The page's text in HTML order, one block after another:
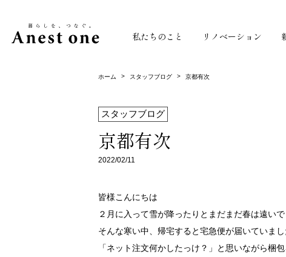
私たちのこと リノベーション
ホーム > スタッフブログ > 京都有次
スタッフブログ
京都有次
2022/02/11
皆様こんにちは
２月に入って雪が降ったりとまだまだ春は遠いで
そんな寒い中、帰宅すると宅急便が届いていまし
「ネット注文何かしたっけ？」と思いながら梱